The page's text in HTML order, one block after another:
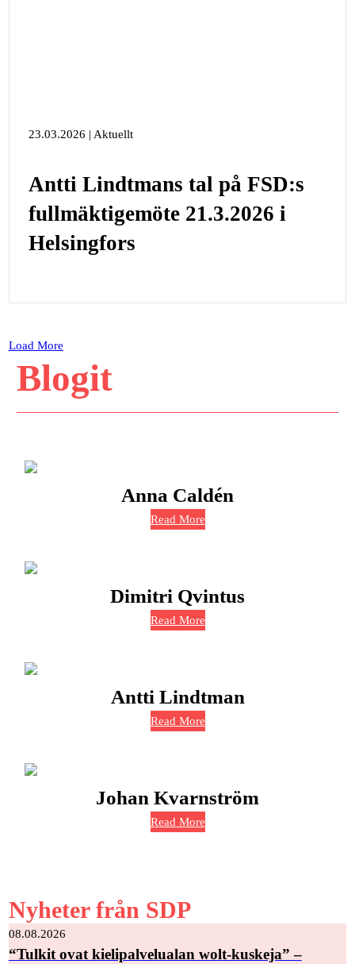
23.03.2026 | Aktuellt
Antti Lindtmans tal på FSD:s
fullmäktigemöte 21.3.2026 i
Helsingfors
Load More
Blogit
Anna Caldén
Read More
Dimitri Qvintus
Read More
Antti Lindtman
Read More
Johan Kvarnström
Read More
Nyheter från SDP
08.08.2026
“Tulkit ovat kielipalvelualan wolt-kuskeja” –